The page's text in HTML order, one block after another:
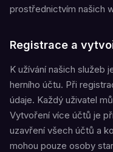
prostřednictvím našich
Registrace a
K užívání našich služeb
herního účtu. Při
údaje. Každý uživatel
Vytvoření více účtů je
uzavření všech účtů a
mohou pouze osoby